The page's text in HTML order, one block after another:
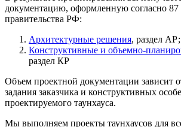
документацию, оформленную согласно
правительства РФ:
Архитектурные решения, раздел АР;
Конструктивные и объемно-
раздел КР
Объем проектной документации зависит
задания заказчика и конструктивных
проектируемого таунхауса.
Мы выполняем проекты таунхаусов для